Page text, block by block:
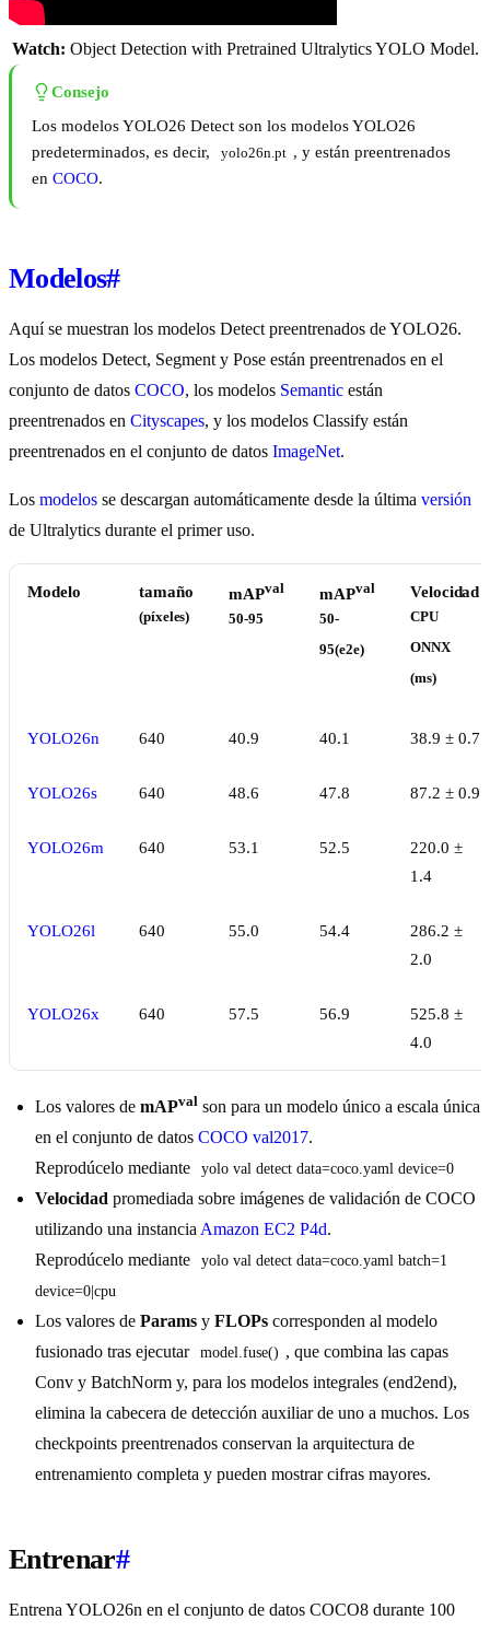
Watch: Object Detection with Pretrained Ultralytics YOLO Model.
Consejo
Los modelos YOLO26 Detect son los modelos YOLO26
predeterminados, es decir,
yolo26n.pt , y están preentrenados
en COCO.
Modelos#
Aquí se muestran los modelos Detect preentrenados de YOLO26.
Los modelos Detect, Segment y Pose están preentrenados en el
conjunto de datos COCO, los modelos Semantic están
preentrenados en Cityscapes, y los modelos Classify están
preentrenados en el conjunto de datos ImageNet.
Los modelos se descargan automáticamente desde la última versión
de Ultralytics durante el primer uso.
Modelo tamaño
(píxeles)
mAPval
50-95
mAPval
50-
95(e2e)
Velocidad
CPU
ONNX
(ms)
YOLO26n 640 40.9 40.1 38.9 ± 0.7
YOLO26s 640 48.6 47.8 87.2 ± 0.9
YOLO26m 640 53.1 52.5
220.0 ±
1.4
YOLO26l 640 55.0 54.4
286.2 ±
2.0
YOLO26x 640 57.5 56.9
525.8 ±
4.0
Los valores de mAPval son para un modelo único a escala única
en el conjunto de datos COCO val2017.
Reprodúcelo mediante
yolo val detect data=coco.yaml device=0
Velocidad promediada sobre imágenes de validación de COCO
utilizando una instancia Amazon EC2 P4d.
Reprodúcelo mediante
yolo val detect data=coco.yaml batch=1
device=0|cpu
Los valores de Params y FLOPs corresponden al modelo
fusionado tras ejecutar model.fuse() , que combina las capas
Conv y BatchNorm y, para los modelos integrales (end2end),
elimina la cabecera de detección auxiliar de uno a muchos. Los
checkpoints preentrenados conservan la arquitectura de
entrenamiento completa y pueden mostrar cifras mayores.
Entrenar#
Entrena YOLO26n en el conjunto de datos COCO8 durante 100